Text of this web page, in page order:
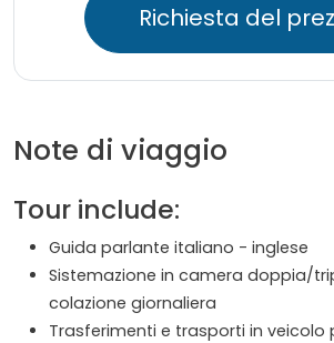
Richiesta del
Note di viaggio
Tour include:
Guida parlante italiano - inglese
Sistemazione in camera doppia/
colazione giornaliera
Trasferimenti e trasporti in veicolo